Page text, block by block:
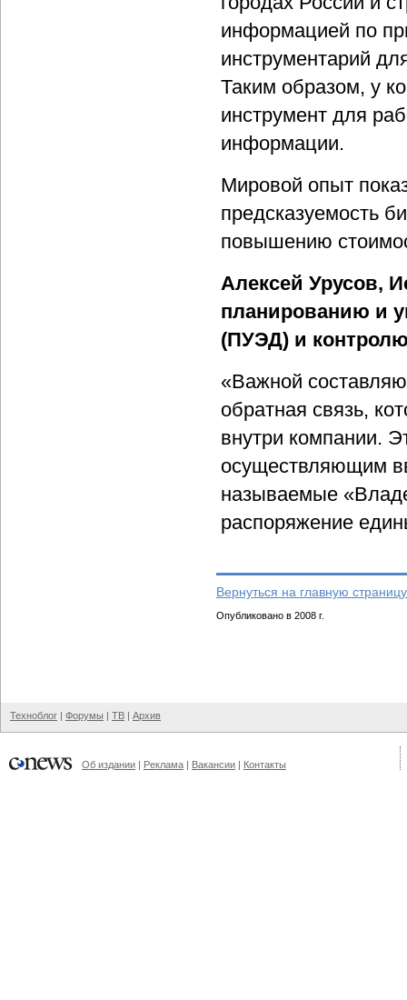
информацией по
инструментарий
Таким образом, у
инструмент для
информации.
Мировой опыт
предсказуемость
повышению
Алексей Урусов,
планированию и
(ПУЭД) и
«Важной
обратная связь,
внутри компании.
осуществляющим
называемые
распоряжение
Вернуться на главную
Опубликовано в 2008 г.
Техноблог | Форумы | ТВ | Архив
Об издании | Реклама | Вакансии | Контакты